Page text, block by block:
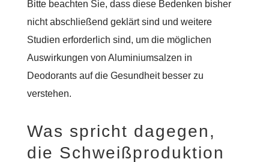
Bitte beachten Sie, dass diese Bedenken bisher
nicht abschließend geklärt sind und weitere
Studien erforderlich sind, um die möglichen
Auswirkungen von Aluminiumsalzen in
Deodorants auf die Gesundheit besser zu
verstehen.
Was spricht dagegen,
die Schweißproduktion